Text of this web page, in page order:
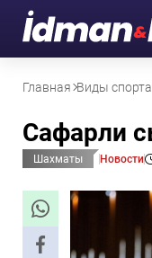
Главная Виды спорта
Сафарли
Шахматы Новости